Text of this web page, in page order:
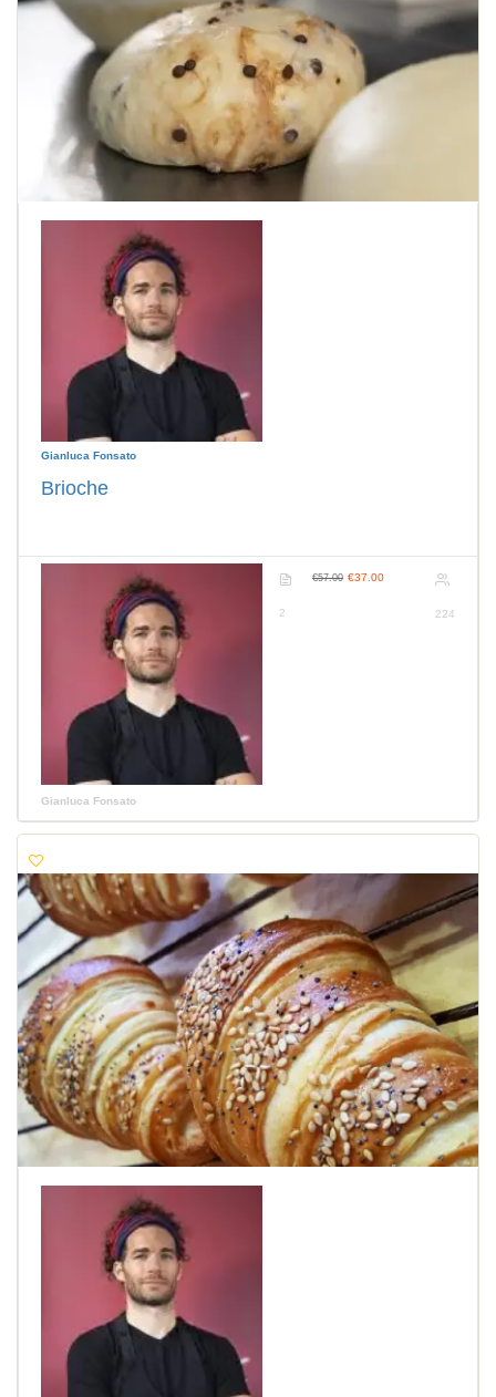
Gianluca Fonsato
Brioche
Gianluca Fonsato
2 224
€57.00 €37.00